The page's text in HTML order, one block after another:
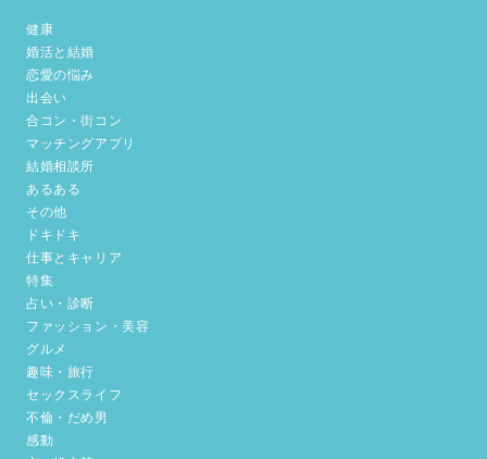
健康
婚活と結婚
恋愛の悩み
出会い
合コン・街コン
マッチングアプリ
結婚相談所
あるある
その他
ドキドキ
仕事とキャリア
特集
占い・診断
ファッション・美容
グルメ
趣味・旅行
セックスライフ
不倫・だめ男
感動